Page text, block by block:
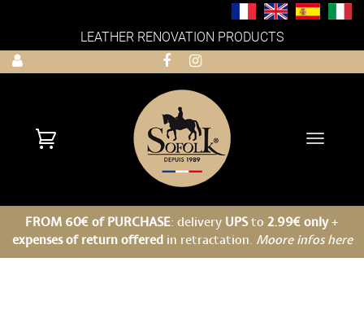
LEATHER RENOVATION PRODUCTS
Toggle
FROM 60€ of PURCHASE: delivery UPSto 2.99€ only+
expenses of return offeredin retractation. Moore infos here